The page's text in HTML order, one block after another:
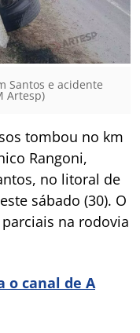
Santos e acidente
Artesp)
tombou no km
Rangoni,
no litoral de
sábado (30). O
na rodovia
o canal de A